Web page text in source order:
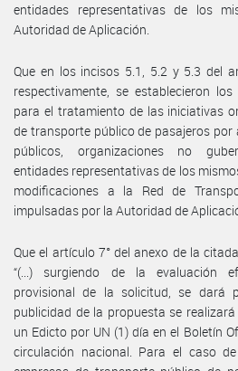
entidades representativas de los
Autoridad de Aplicación.
Que en los incisos 5.1, 5.2 y 5.3 del
respectivamente, se establecieron
para el tratamiento de las iniciativas
de transporte público de pasajeros
públicos, organizaciones no
entidades representativas de los
modificaciones a la Red de
impulsadas por la Autoridad de
Que el artículo 7° del anexo de la
“(...) surgiendo de la evaluación
provisional de la solicitud, se dará
publicidad de la propuesta se
un Edicto por UN (1) día en el Boletín
circulación nacional. Para el caso